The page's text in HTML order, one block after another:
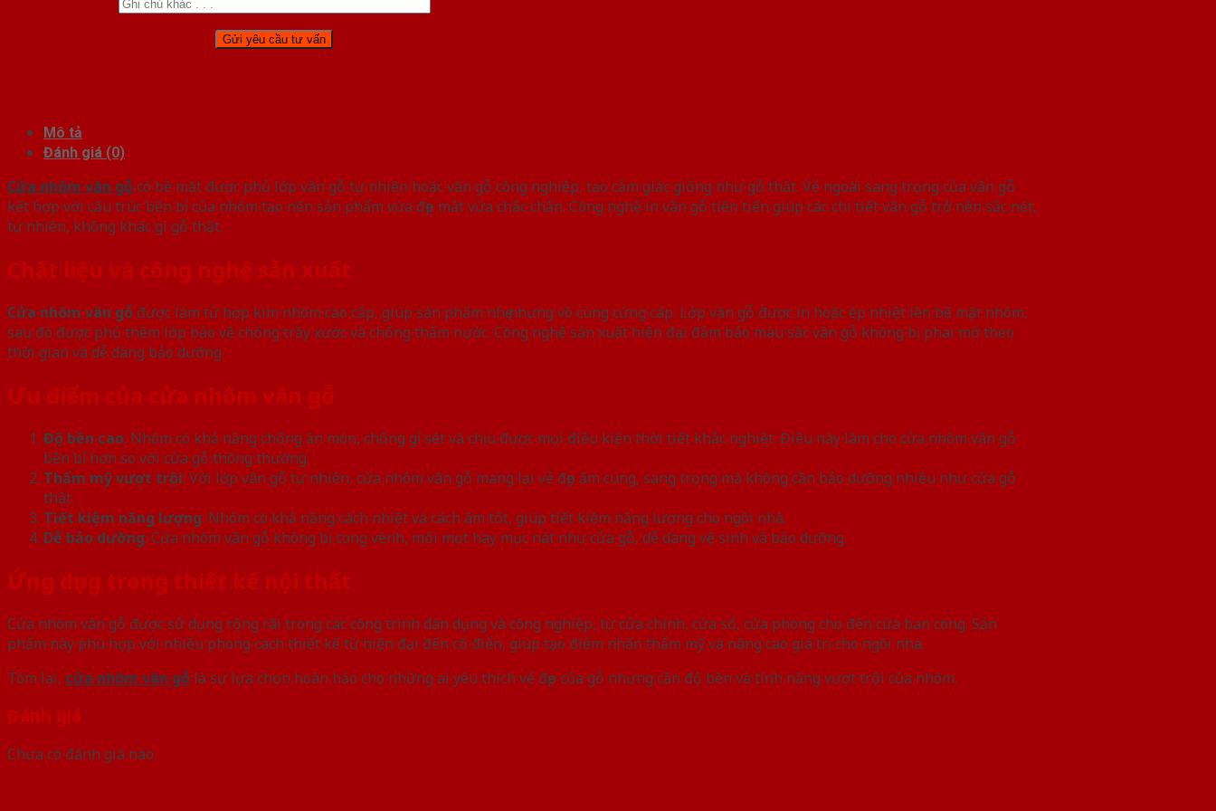
Mô tả
Đánh giá (0)
Cửa nhôm vân gỗcó bề mặt được phủ lớp vân gỗ tự nhiên hoặc vân gỗ công nghiệp, tạo cảm giác giống như gỗ thật. Vẻ ngoài sang trọng của vân gỗ
kết hợp với cấu trúc bền bỉ của nhôm tạo nên sản phẩm vừa đẹp mắt vừa chắc chắn. Công nghệ in vân gỗ tiên tiến giúp các chi tiết vân gỗ trở nên sắc nét,
tự nhiên, không khác gì gỗ thật.
Chất liệu và công nghệ sản xuất
Cửa nhôm vân gỗ được làm từ hợp kim nhôm cao cấp, giúp sản phẩm nhẹ nhưng vô cùng cứng cáp. Lớp vân gỗ được in hoặc ép nhiệt lên bề mặt nhôm,
sau đó được phủ thêm lớp bảo vệ chống trầy xước và chống thấm nước. Công nghệ sản xuất hiện đại đảm bảo màu sắc vân gỗ không bị phai mờ theo
thời gian và dễ dàng bảo dưỡng.
Ưu điểm của cửa nhôm vân gỗ
Độ bền cao: Nhôm có khả năng chống ăn mòn, chống gỉ sét và chịu được mọi điều kiện thời tiết khắc nghiệt. Điều này làm cho cửa nhôm vân gỗ
bền bỉ hơn so với cửa gỗ thông thường.
Thẩm mỹ vượt trội: Với lớp vân gỗ tự nhiên, cửa nhôm vân gỗ mang lại vẻ đẹp ấm cúng, sang trọng mà không cần bảo dưỡng nhiều như cửa gỗ
thật.
Tiết kiệm năng lượng: Nhôm có khả năng cách nhiệt và cách âm tốt, giúp tiết kiệm năng lượng cho ngôi nhà.
Dễ bảo dưỡng: Cửa nhôm vân gỗ không bị cong vênh, mối mọt hay mục nát như cửa gỗ, dễ dàng vệ sinh và bảo dưỡng.
Ứng dụng trong thiết kế nội thất
Cửa nhôm vân gỗ được sử dụng rộng rãi trong các công trình dân dụng và công nghiệp, từ cửa chính, cửa sổ, cửa phòng cho đến cửa ban công. Sản
phẩm này phù hợp với nhiều phong cách thiết kế từ hiện đại đến cổ điển, giúp tạo điểm nhấn thẩm mỹ và nâng cao giá trị cho ngôi nhà.
Tóm lại, cửa nhôm vân gỗ là sự lựa chọn hoàn hảo cho những ai yêu thích vẻ đẹp của gỗ nhưng cần độ bền và tính năng vượt trội của nhôm.
Đánh giá
Chưa có đánh giá nào.